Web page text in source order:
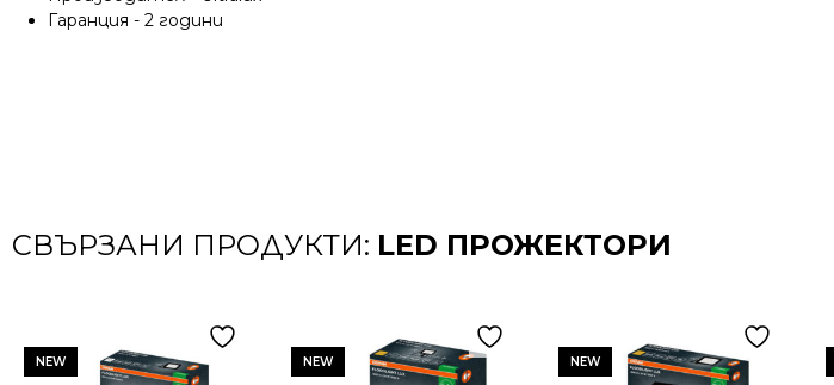
Гаранция - 2 години
СВЪРЗАНИ ПРОДУКТИ: LED ПРОЖЕКТОРИ
NEW NEW NEW